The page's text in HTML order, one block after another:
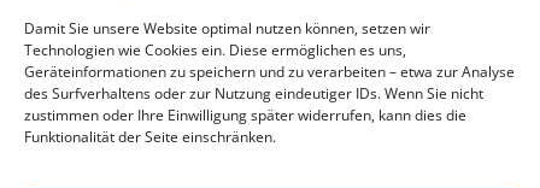
Damit Sie unsere Website optimal nutzen können, setzen wir
Technologien wie Cookies ein. Diese ermöglichen es uns,
Geräteinformationen zu speichern und zu verarbeiten – etwa zur Analyse
des Surfverhaltens oder zur Nutzung eindeutiger IDs. Wenn Sie nicht
zustimmen oder Ihre Einwilligung später widerrufen, kann dies die
Funktionalität der Seite einschränken.
Aktuelle Vorschau
Entdecken Sie das aktuelle zu-Klampen!-Verlagsprogramm.
Hier finden Sie die Verlagsvorschau – einfach direkt online
reinlesen oder herunterladen.